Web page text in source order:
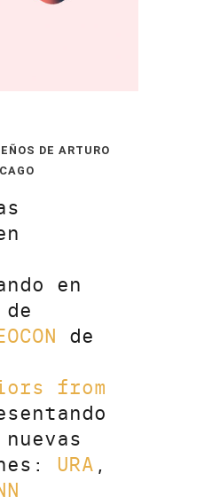
DE ARTURO
en
de
from
URA ,